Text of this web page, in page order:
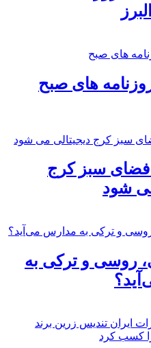
های صبح
فضای سبز کرج
شود
روسی و ترکی به